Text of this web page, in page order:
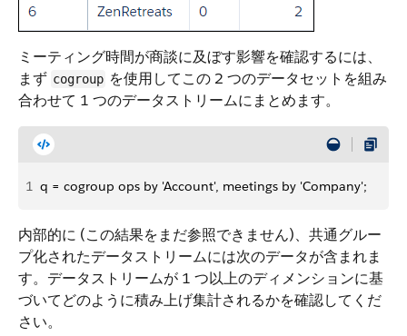
ミーティング時間が商談に及ぼす影響を確認するには、
まず cogroup を使用してこの 2 つのデータセットを組み
合わせて 1 つのデータストリームにまとめます。
1 q = cogroup ops by 'Account', meetings by 'Company';
内部的に (この結果をまだ参照できません)、共通グルー
プ化されたデータストリームには次のデータが含まれま
す。データストリームが 1 つ以上のディメンションに基
づいてどのように積み上げ集計されるかを確認してくだ
さい。